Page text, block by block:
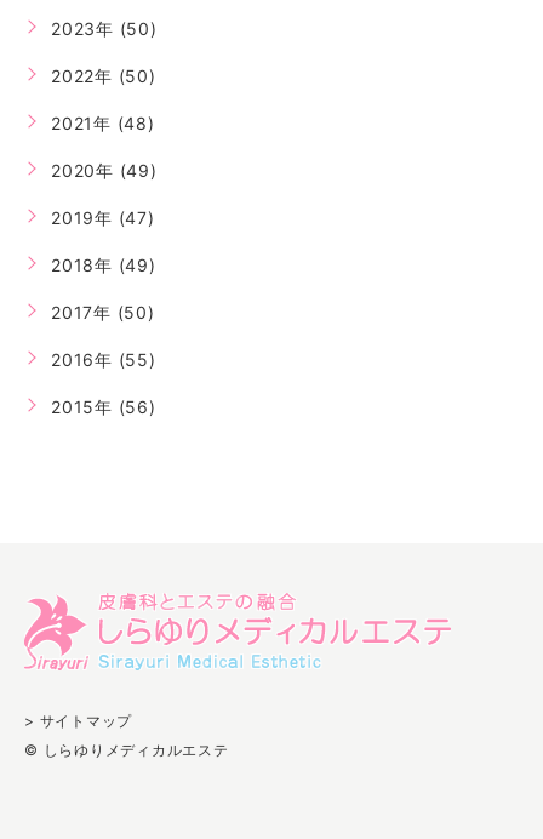
2023年 (50)
2022年 (50)
2021年 (48)
2020年 (49)
2019年 (47)
2018年 (49)
2017年 (50)
2016年 (55)
2015年 (56)
> サイトマップ
© しらゆりメディカルエステ